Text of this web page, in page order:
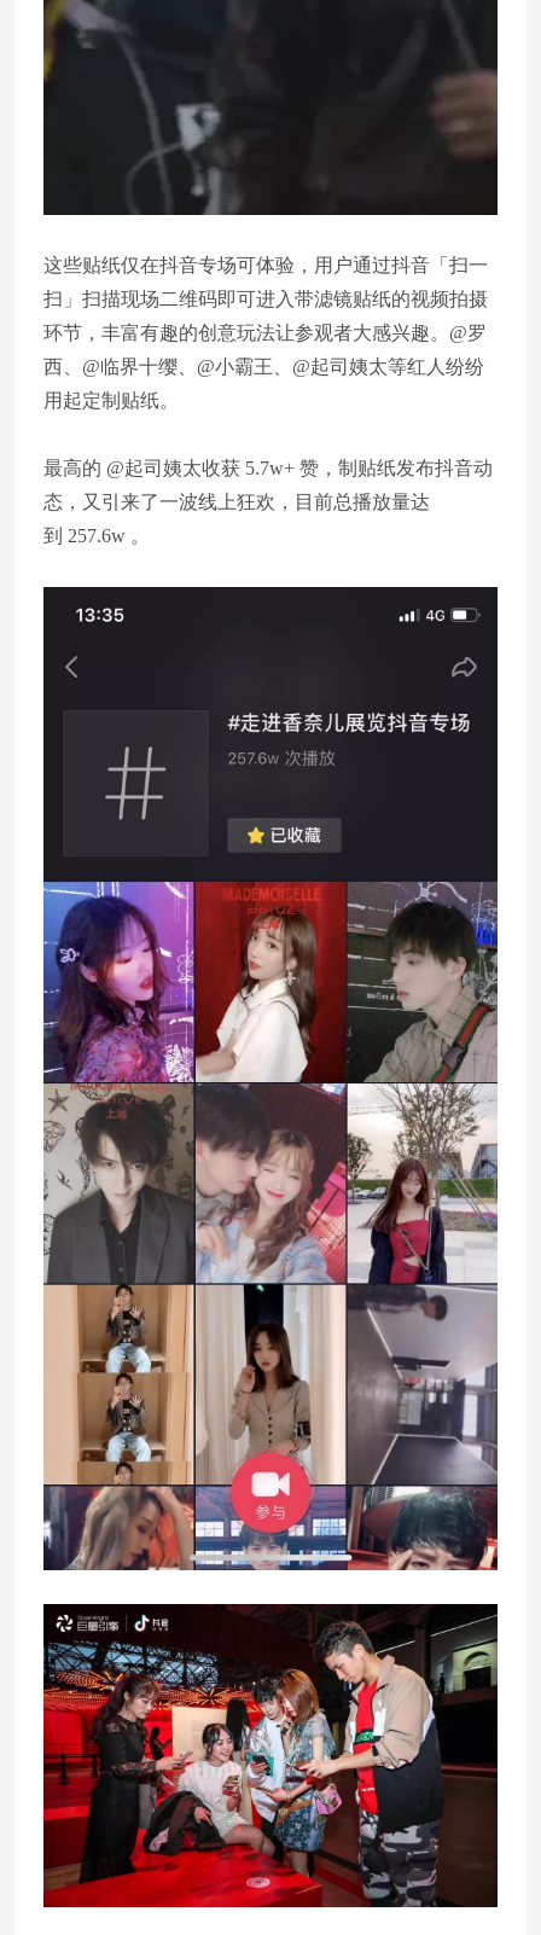
这些贴纸仅在抖音专场可体验，用户通过抖音「扫一
扫」扫描现场二维码即可进入带滤镜贴纸的视频拍摄
环节，丰富有趣的创意玩法让参观者大感兴趣。@罗
西、@临界十缨、@小霸王、@起司姨太等红人纷纷
用起定制贴纸。
最高的 @起司姨太收获 5.7w+ 赞，制贴纸发布抖音动
态，又引来了一波线上狂欢，目前总播放量达
到 257.6w 。